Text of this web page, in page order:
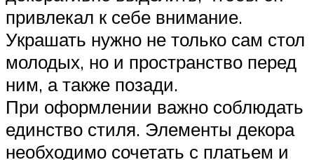
привлекал к себе внимание.
Украшать нужно не только сам стол
молодых, но и пространство перед
ним, а также позади.
При оформлении важно соблюдать
единство стиля. Элементы декора
необходимо сочетать с платьем и